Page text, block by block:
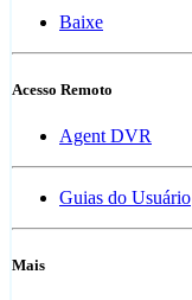
Baixe
Acesso Remoto
Agent DVR
Guias do Usuário
Mais